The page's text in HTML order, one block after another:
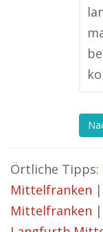
Örtliche Tipps:
Mittelfranken |
Mittelfranken |